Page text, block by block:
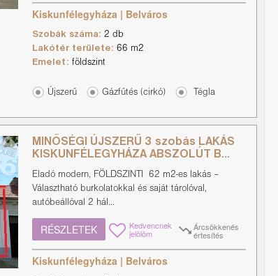
Kiskunfélegyháza | Belváros
Szobák száma: 2 db
Lakótér területe:66 m2
Emelet:földszint
Újszerű Gázfűtés (cirkó) Tégla
MINŐSÉGI ÚJSZERŰ 3 szobás LAKÁS
KISKUNFÉLEGYHÁZA ABSZOLÚT B...
Eladó modern, FÖLDSZINTI 62 m2-es lakás –
Választható burkolatokkal és saját tárolóval,
autóbeállóval 2 hál...
RÉSZLETEK Kedvencnek
jelölöm
Árcsökkenés
értesítés
Kiskunfélegyháza | Belváros